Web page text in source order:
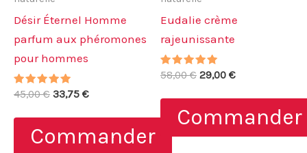
Désir Éternel Homme
parfum aux phéromones
pour hommes
Note
45,00€ Le
initial
était :
45,00 €.
33,75 €Le
actuel
est :
33,75 €.
Commander
Eudalie crème
rajeunissante
Note
58,00€ Le
initial
était :
58,00 €.
29,00 €Le
actuel
est :
29,00 €.
Commander